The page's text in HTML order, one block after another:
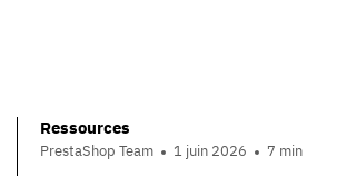
Ressources
PrestaShop Team 1 juin 2026 7 min